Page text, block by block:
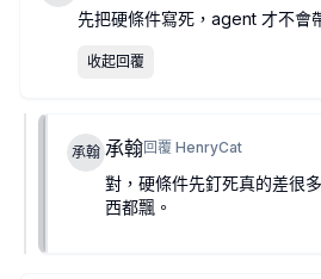
先把硬條件寫死，agent 才不會
收起回覆
承翰 承翰回覆 HenryCat
對，硬條件先釘死真的差很
西都飄。